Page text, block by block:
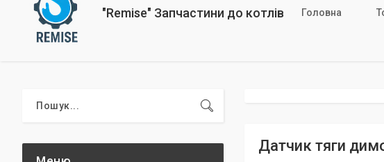
"Remise" Запчастини до котлів Головна
Датчик тяги